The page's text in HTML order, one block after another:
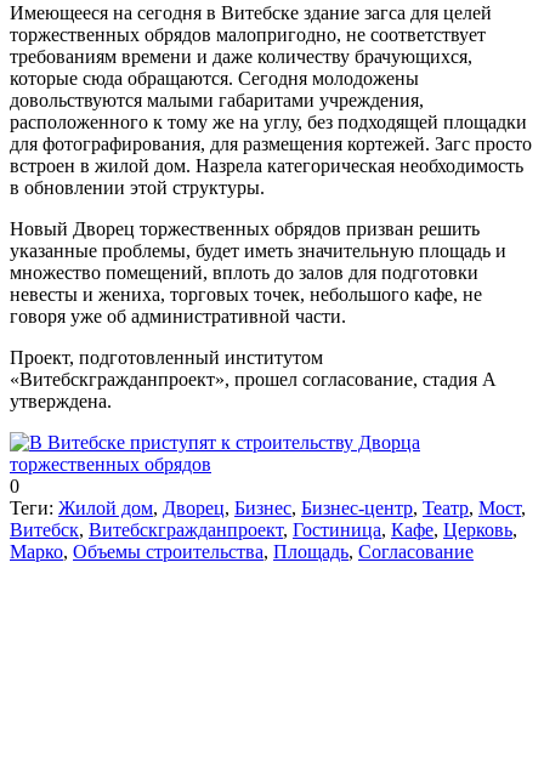
Имеющееся на сегодня в Витебске здание загса для целей
торжественных обрядов малопригодно, не соответствует
требованиям времени и даже количеству брачующихся,
которые сюда обращаются. Сегодня молодожены
довольствуются малыми габаритами учреждения,
расположенного к тому же на углу, без подходящей площадки
для фотографирования, для размещения кортежей. Загс просто
встроен в жилой дом. Назрела категорическая необходимость
в обновлении этой структуры.
Новый Дворец торжественных обрядов призван решить
указанные проблемы, будет иметь значительную площадь и
множество помещений, вплоть до залов для подготовки
невесты и жениха, торговых точек, небольшого кафе, не
говоря уже об административной части.
Проект, подготовленный институтом
«Витебскгражданпроект», прошел согласование, стадия А
утверждена.
0
Теги: Жилой дом, Дворец, Бизнес, Бизнес-центр, Театр, Мост,
Витебск, Витебскгражданпроект, Гостиница, Кафе, Церковь,
Марко, Объемы строительства, Площадь, Согласование